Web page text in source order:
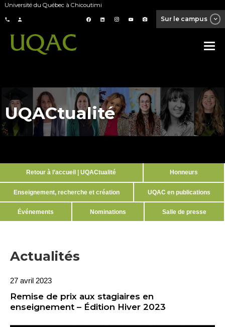
Université du Québec à Chicoutimi
Sur le campus
UQACtualité
Retour à l’accueil | UQACtualité Honneurs
Enseignement, recherche et création UQAC en publications
Événements Nominations Salle de presse
Actualités
27 avril 2023
Remise de prix aux stagiaires en
enseignement – Édition Hiver 2023